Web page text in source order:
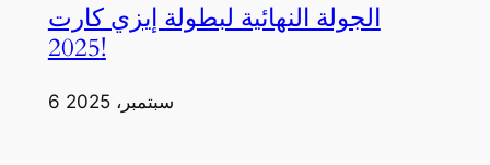
الجولة النهائية لبطولة إيزي كارت
2025!
6 سبتمبر، 2025